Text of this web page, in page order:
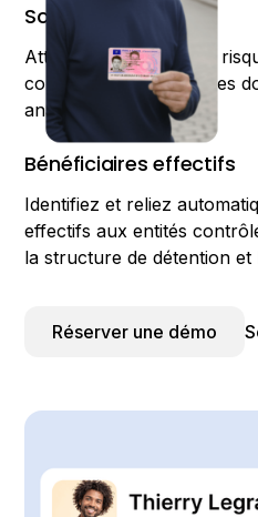
Scoring dynamique
Attribuez un niveau de
consolidées. Priorisez les
analyse approfondie.
Bénéficiaires effectifs
Identifiez et reliez
effectifs aux entités
la structure de détention et
Réserver une démo